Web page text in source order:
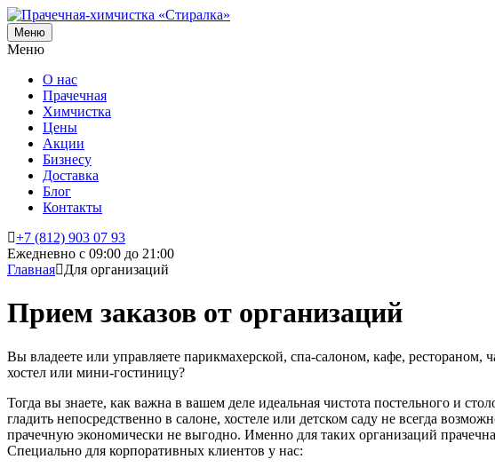
Меню
Меню
О нас
Прачечная
Химчистка
Цены
Акции
Бизнесу
Доставка
Блог
Контакты
+7 (812) 903 07 93
Ежедневно с 09:00 до 21:00
Главная
Для организаций
Прием заказов от организаций
Вы владеете или управляете парикмахерской, спа-салоном, кафе,
хостел или мини-гостиницу?
Тогда вы знаете, как важна в вашем деле идеальная чистота постельного и
гладить непосредственно в салоне, хостеле или детском саду не всегда
прачечную экономически не выгодно. Именно для таких организаций
Специально для корпоративных клиентов у нас: